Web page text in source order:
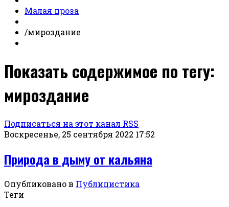
Малая проза
/мироздание
Показать содержимое по тегу:
мироздание
Подписаться на этот канал RSS
Воскресенье, 25 сентября 2022 17:52
Природа в дыму от кальяна
Опубликовано в Публицистика
Теги